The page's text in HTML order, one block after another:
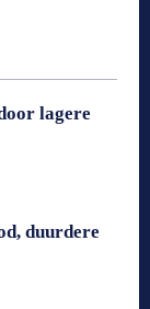
lagere
duurdere